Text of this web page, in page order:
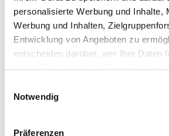
personalisierte Werbung und Inhalte,
Werbung und Inhalten,
Entwicklung von Angeboten zu
entscheiden darüber, wer Ihre Daten
nutzt. Sie können Ihre Einwilligung
Trigger Symbol ändern oder widerrufen
Notwendig
Präferenzen